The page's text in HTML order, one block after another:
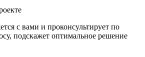
с вами и проконсультирует по
подскажет оптимальное решение